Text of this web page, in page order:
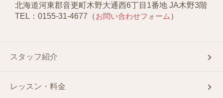
北海道河東郡音更町木野大通西6丁目1番地 JA木野3階
TEL：0155-31-4677（お問い合わせフォーム ）
スタッフ紹介
レッスン・料金